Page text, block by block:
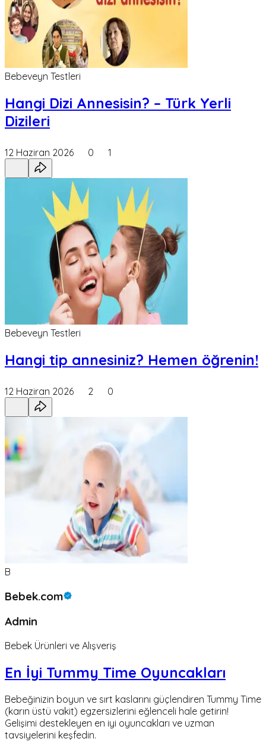
Bebeveyn Testleri
Hangi Dizi Annesisin? – Türk Yerli
Dizileri
12 Haziran 2026 0 1
Bebeveyn Testleri
Hangi tip annesiniz? Hemen öğrenin!
12 Haziran 2026 2 0
B
Bebek.com
Admin
Bebek Ürünleri ve Alışveriş
En İyi Tummy Time Oyuncakları
Bebeğinizin boyun ve sırt kaslarını güçlendiren Tummy Time
(karın üstü vakit) egzersizlerini eğlenceli hale getirin!
Gelişimi destekleyen en iyi oyuncakları ve uzman
tavsiyelerini keşfedin.